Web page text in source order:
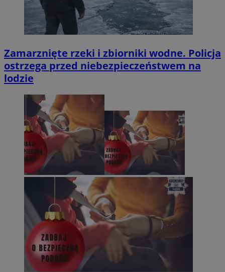
Zamarznięte rzeki i zbiorniki wodne. Policja
ostrzega przed niebezpieczeństwem na
lodzie